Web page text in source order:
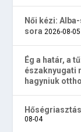
Női kézi:
sora 2026-08-05
Ég a határ, a
északnyugati
hagyniuk
08-04